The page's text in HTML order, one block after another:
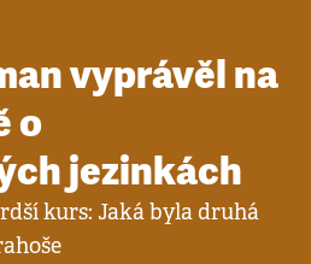
vyprávěl na
o
jezinkách
kurs: Jaká byla druhá